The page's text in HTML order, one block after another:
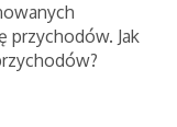
przychodów. Jak